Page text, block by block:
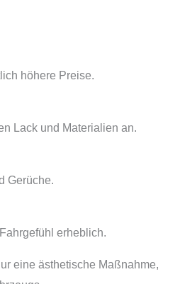
höhere Preise.
Lack und Materialien an.
Gerüche.
erheblich.
eine ästhetische Maßnahme,